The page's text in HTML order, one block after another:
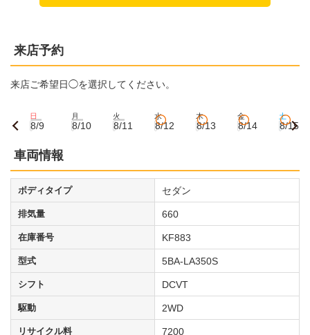
来店予約
来店ご希望日◯を選択してください。
日
8/9
月
8/10
火
8/11
水
8/12
木
8/13
金
8/14
土
8/15
車両情報
ボディタイプ セダン
排気量 660
在庫番号 KF883
型式 5BA-LA350S
シフト DCVT
駆動 2WD
リサイクル料 7200